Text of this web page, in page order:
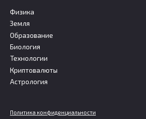
Физика
Земля
Образование
Биология
Технологии
Криптовалюты
Астрология
Политика конфиденциальности